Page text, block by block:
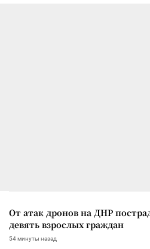
От атак дронов на ДНР
девять взрослых граждан
54 минуты назад